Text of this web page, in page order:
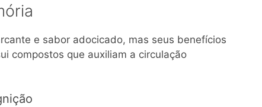
e sabor adocicado, mas seus benefícios
compostos que auxiliam a circulação